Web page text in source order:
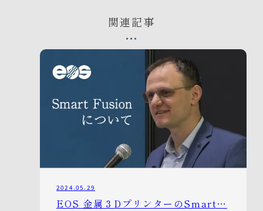
関連記事
2024.05.29
EOS 金属３DプリンターのSmart…